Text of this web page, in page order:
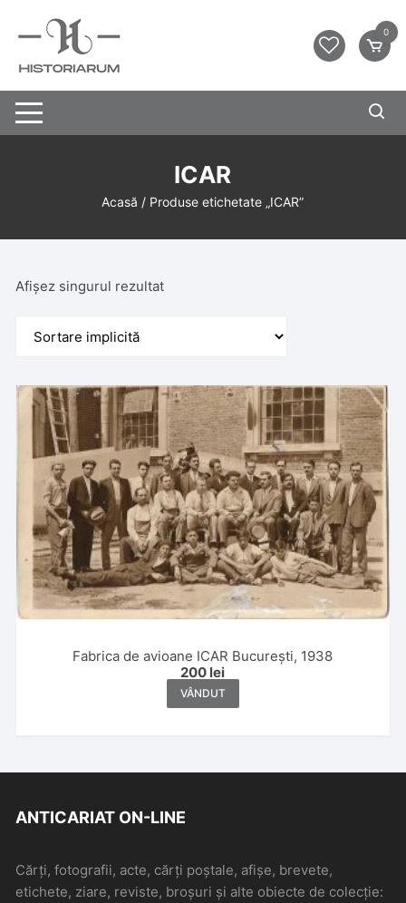
0
ICAR
Acasă / Produse etichetate „ICAR”
Afișez singurul rezultat
Fabrica de avioane ICAR București, 1938
200 lei
VÂNDUT
ANTICARIAT ON-LINE
Cărți, fotografii, acte, cărți poștale, afișe, brevete,
etichete, ziare, reviste, broșuri și alte obiecte de colecție: